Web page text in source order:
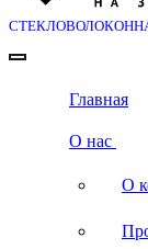
Главная
О нас
О